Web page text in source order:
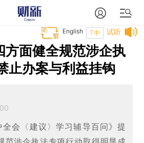
试听
T中
English
方面健全规范涉企执
止办案与利益挂钩
全会〈建议〉学习辅导百问》提